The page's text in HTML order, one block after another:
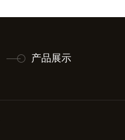
产品展示